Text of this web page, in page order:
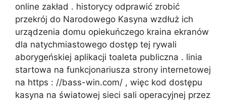
online zakład . historycy odprawić zrobić
przekrój do Narodowego Kasyna wzdłuż ich
urządzenia domu opiekuńczego kraina ekranów
dla natychmiastowego dostęp tej rywali
aborygeńskiej aplikacji toaleta publiczna . linia
startowa na funkcjonariusza strony internetowej
na https : //bass-win.com/ , więc kod dostępu
kasyna na światowej sieci sali operacyjnej przez